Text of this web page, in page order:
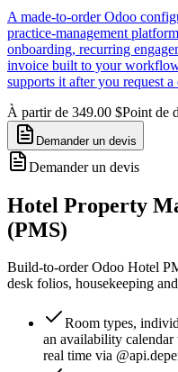
A made-to-order Odoo
practice-management
onboarding, recurring
invoice built to your
supports it after you request a
À partir de 349.00 $Point de
Demander un devis
Demander un devis
Hotel Property
(PMS)
Build-to-order Odoo Hotel
desk folios, housekeeping
Room types,
an availability calendar
real time via